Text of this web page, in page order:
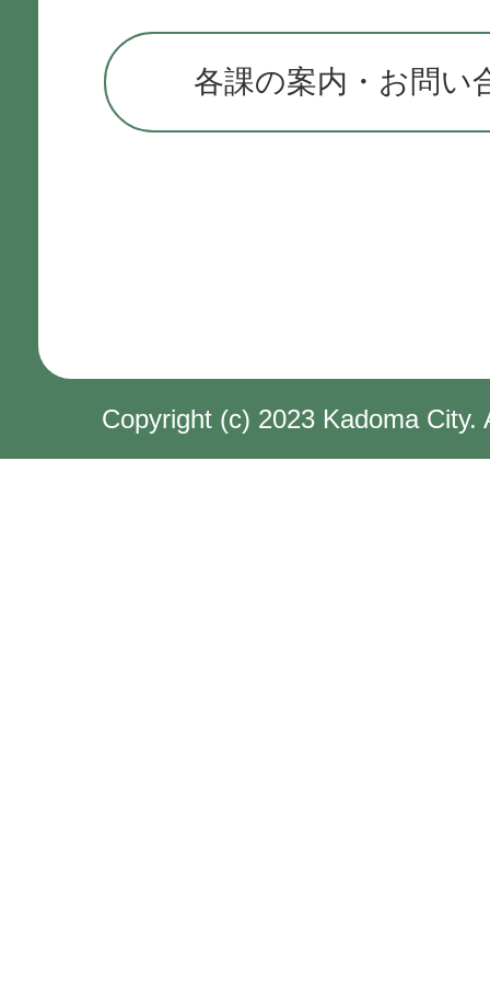
各課の案内・お問い
Copyright (c) 2023 Kadoma City.